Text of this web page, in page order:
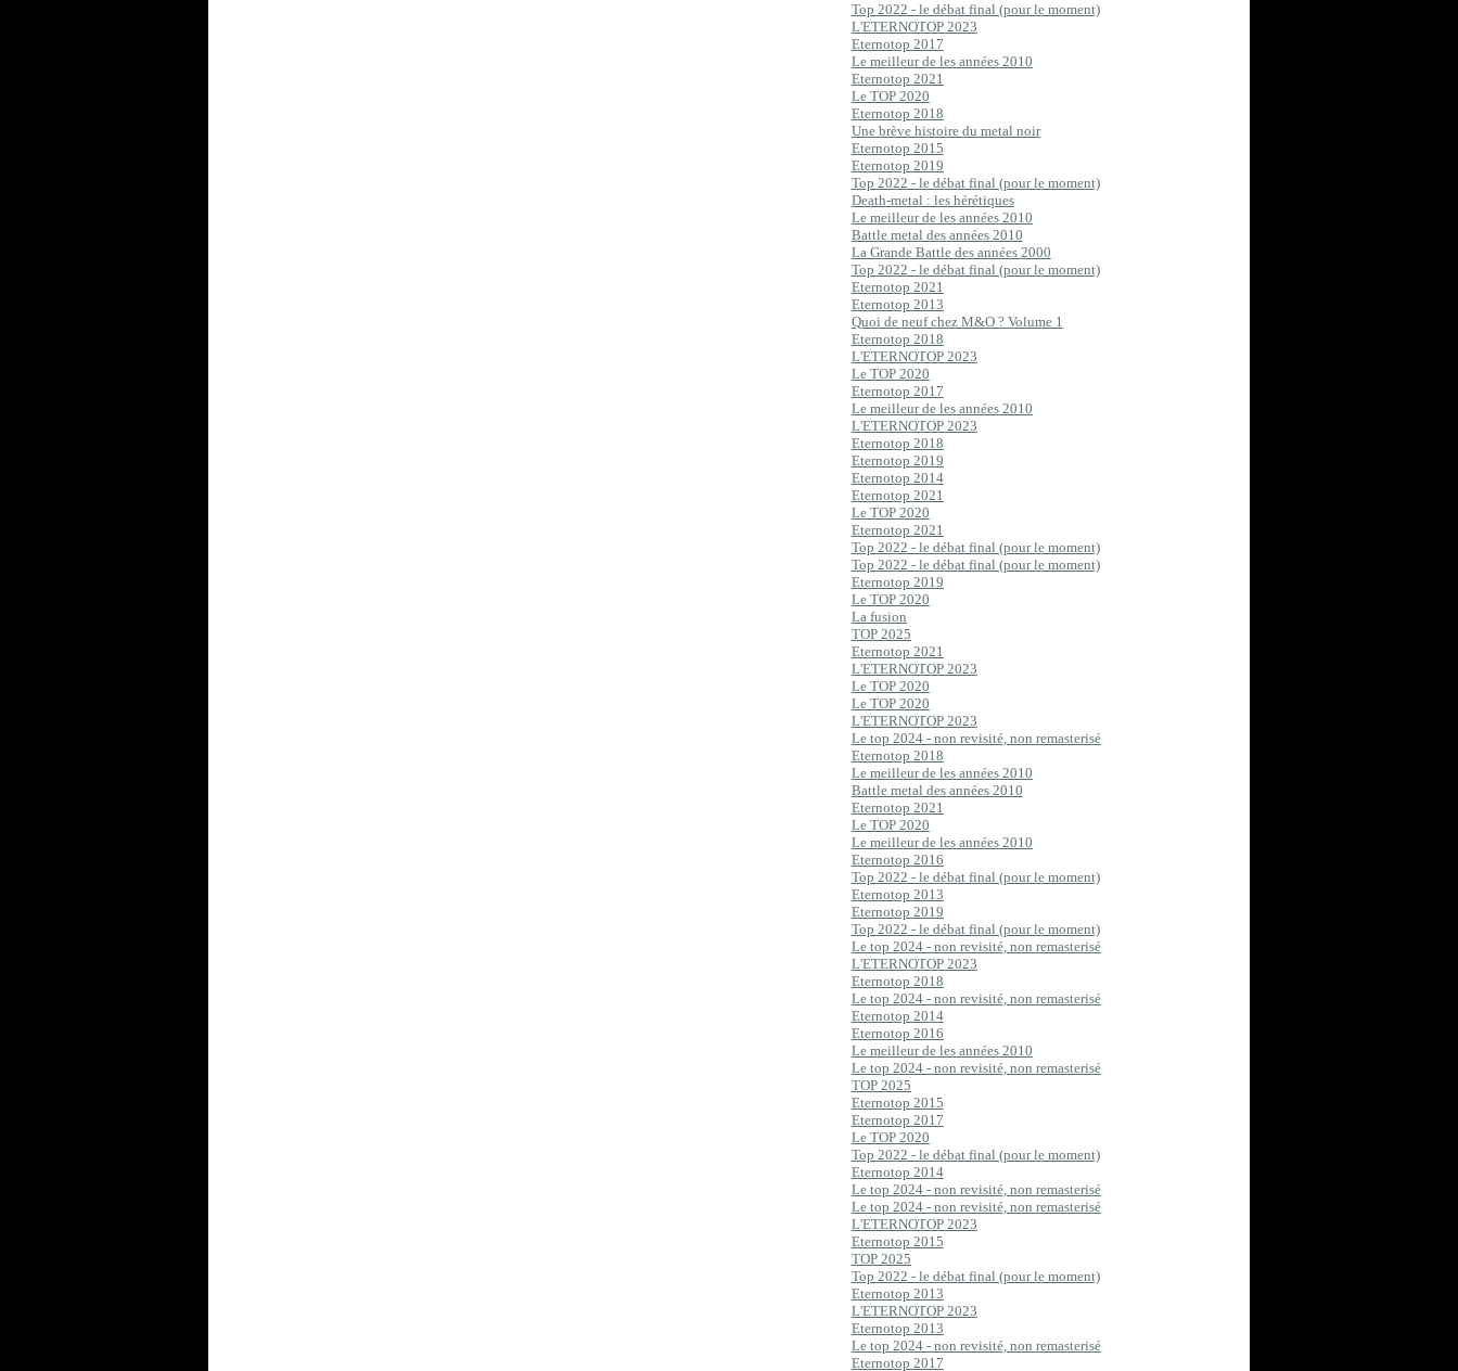
Top 2022 - le débat final (pour le moment)
L'ETERNOTOP 2023
Eternotop 2017
Le meilleur de les années 2010
Eternotop 2021
Le TOP 2020
Eternotop 2018
Une brève histoire du metal noir
Eternotop 2015
Eternotop 2019
Top 2022 - le débat final (pour le moment)
Death-metal : les hérétiques
Le meilleur de les années 2010
Battle metal des années 2010
La Grande Battle des années 2000
Top 2022 - le débat final (pour le moment)
Eternotop 2021
Eternotop 2013
Quoi de neuf chez M&O ? Volume 1
Eternotop 2018
L'ETERNOTOP 2023
Le TOP 2020
Eternotop 2017
Le meilleur de les années 2010
L'ETERNOTOP 2023
Eternotop 2018
Eternotop 2019
Eternotop 2014
Eternotop 2021
Le TOP 2020
Eternotop 2021
Top 2022 - le débat final (pour le moment)
Top 2022 - le débat final (pour le moment)
Eternotop 2019
Le TOP 2020
La fusion
TOP 2025
Eternotop 2021
L'ETERNOTOP 2023
Le TOP 2020
Le TOP 2020
L'ETERNOTOP 2023
Le top 2024 - non revisité, non remasterisé
Eternotop 2018
Le meilleur de les années 2010
Battle metal des années 2010
Eternotop 2021
Le TOP 2020
Le meilleur de les années 2010
Eternotop 2016
Top 2022 - le débat final (pour le moment)
Eternotop 2013
Eternotop 2019
Top 2022 - le débat final (pour le moment)
Le top 2024 - non revisité, non remasterisé
L'ETERNOTOP 2023
Eternotop 2018
Le top 2024 - non revisité, non remasterisé
Eternotop 2014
Eternotop 2016
Le meilleur de les années 2010
Le top 2024 - non revisité, non remasterisé
TOP 2025
Eternotop 2015
Eternotop 2017
Le TOP 2020
Top 2022 - le débat final (pour le moment)
Eternotop 2014
Le top 2024 - non revisité, non remasterisé
Le top 2024 - non revisité, non remasterisé
L'ETERNOTOP 2023
Eternotop 2015
TOP 2025
Top 2022 - le débat final (pour le moment)
Eternotop 2013
L'ETERNOTOP 2023
Eternotop 2013
Le top 2024 - non revisité, non remasterisé
Eternotop 2017